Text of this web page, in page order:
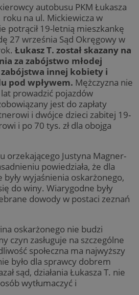
autobusu PKM Łukasza
na ul. Mickiewicza w
potrącił 19-letnią mieszkankę
27 września Sąd Okręgowy w
Łukasz T. został skazany na
za zabójstwo młodej
innej kobiety i
pod wpływem. Mężczyzna nie
prowadzić pojazdów
jest do zapłaty
i dwójce dzieci zabitej 19-
i po 70 tys. zł dla obojga
orzekającego Justyna Magner-
powiedziała, że dla
wyjaśnienia oskarżonego,
do winy. Wiarygodne były
dowody w postaci zeznań
oskarżonego nie budzi
czyn zasługuje na szczególne
społeczna ma najwyższy
było dla sprawcy dobrem
sąd, działania Łukasza T. nie
wytłumaczyć i